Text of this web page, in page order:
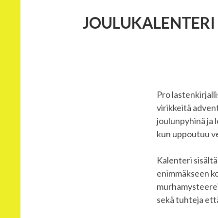
Pro
virikkeitä
joulunpyhinä ja
kun uppoutuu
Kalenteri
enimmäkseen
sekä tuhteja